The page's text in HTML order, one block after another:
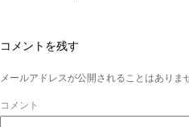
コメントを残す
メールアドレスが公開されることはありま
コメント